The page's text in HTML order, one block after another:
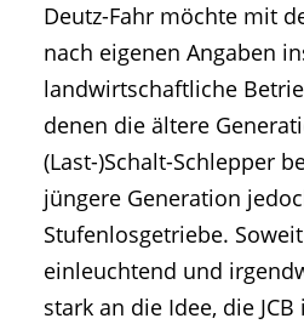
Deutz-Fahr möchte mit
nach eigenen Angaben
landwirtschaftliche
denen die ältere
(Last-)Schalt-Schlepper
jüngere Generation
Stufenlosgetriebe.
einleuchtend und
stark an die Idee, die